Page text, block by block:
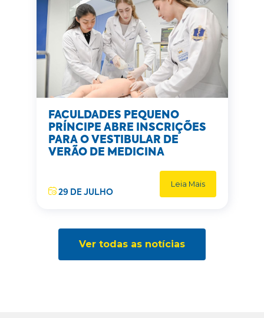
FACULDADES PEQUENO
PRÍNCIPE ABRE INSCRIÇÕES
PARA O VESTIBULAR DE
VERÃO DE MEDICINA
29 DE JULHO
Leia Mais
Ver todas as notícias